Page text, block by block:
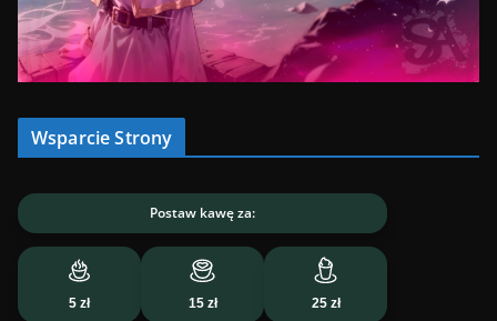
Wsparcie Strony
Postaw kawę za:
5 zł 15 zł 25 zł